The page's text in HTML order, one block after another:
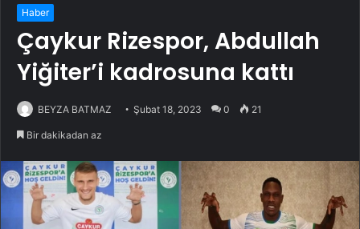
Haber
Çaykur Rizespor, Abdullah
Yiğiter’i kadrosuna kattı
BEYZA BATMAZ Şubat 18, 2023 0 21
Bir dakikadan az